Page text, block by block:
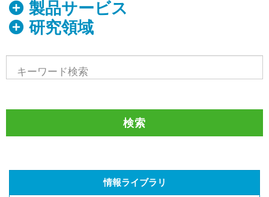
製品サービス
研究領域
情報ライブラリ